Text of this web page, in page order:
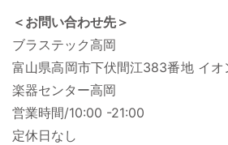
＜お問い合わせ先＞
ブラステック高岡
富山県高岡市下伏間江383番地 イ
楽器センター高岡
営業時間/10:00 -21:00
定休日なし